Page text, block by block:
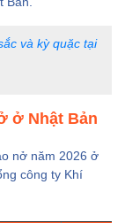
và kỳ quặc tại
ở Nhật Bản
nở năm 2026 ở
công ty Khí